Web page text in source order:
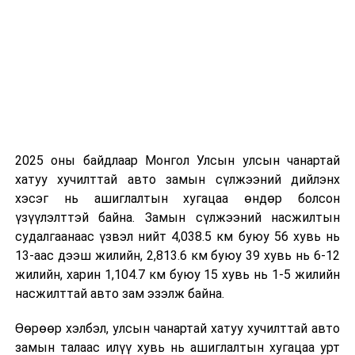
говийн аймгуудын нутгийн зарим газраар, 26-нд
төвийн аймгуудын нутгийн ихэнх нутаг, баруун,
говь болон зүүн аймгуудын нутгийн зарим
газраар, 27, 28-нд нутгийн зарим газраар бороо,
дуу цахилгаантай аадар бороо орно. Салхи ихэнх
хугацаанд секундэд 5-10 метр, борооны өмнө
түр зуур ширүүснэ. Ихэнх нутгаар бага зэрэг
дулаарч Алтай, Хангай, Хөвсгөл, Хэнтийн
уулархаг нутаг, Завхан голын эх, Хүрэнбэлчир
орчим, Туул, Тэрэлж, Хэрлэн голын хөндийгөөр
2025 оны байдлаар Монгол Улсын улсын чанартай
хатуу хучилттай авто замын сүлжээний дийлэнх
хэсэг нь ашиглалтын хугацаа өндөр болсон
үзүүлэлттэй байна. Замын сүлжээний насжилтын
судалгаанаас үзвэл нийт 4,038.5 км буюу 56 хувь нь
13-аас дээш жилийн, 2,813.6 км буюу 39 хувь нь 6-12
жилийн, харин 1,104.7 км буюу 15 хувь нь 1-5 жилийн
насжилттай авто зам эзэлж байна.
Өөрөөр хэлбэл, улсын чанартай хатуу хучилттай авто
замын талаас илүү хувь нь ашиглалтын хугацаа урт